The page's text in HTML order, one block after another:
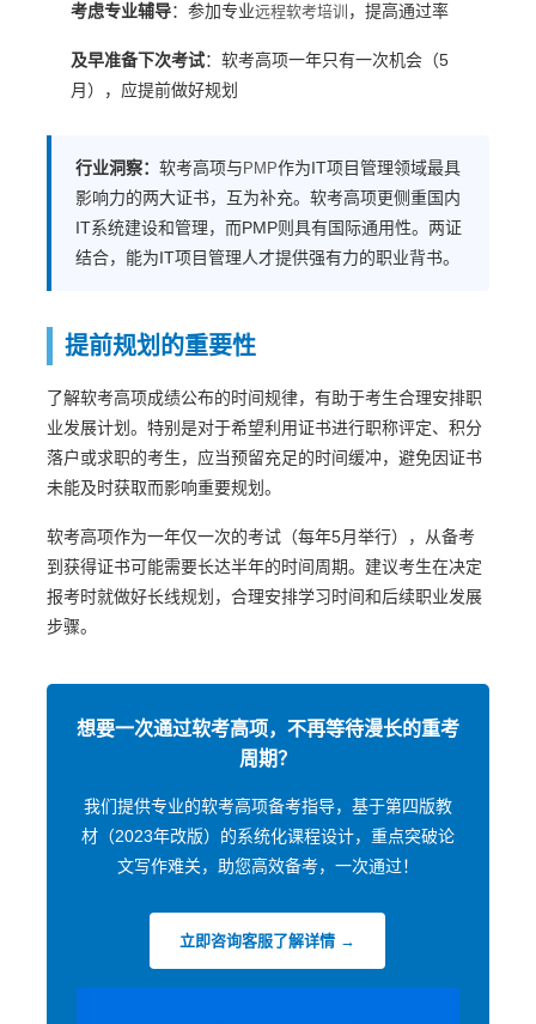
考虑专业辅导：参加专业远程软考培训 ，提高通过率
及早准备下次考试：软考高项一年只有一次机会（5
月），应提前做好规划
行业洞察： 软考高项与 PMP作为IT项目管理领域最具
影响力的两大证书，互为补充。软考高项更侧重国内
IT系统建设和管理，而PMP则具有国际通用性。两证
结合，能为IT项目管理人才提供强有力的职业背书。
提前规划的重要性
了解软考高项成绩公布的时间规律，有助于考生合理安排职
业发展计划。特别是对于希望利用证书进行职称评定、积分
落户或求职的考生，应当预留充足的时间缓冲，避免因证书
未能及时获取而影响重要规划。
软考高项作为一年仅一次的考试（每年5月举行），从备考
到获得证书可能需要长达半年的时间周期。建议考生在决定
报考时就做好长线规划，合理安排学习时间和后续职业发展
步骤。
想要一次通过软考高项，不再等待漫长的重考
周期？
我们提供专业的软考高项备考指导，基于第四版教
材（2023年改版）的系统化课程设计，重点突破论
文写作难关，助您高效备考，一次通过！
立即咨询客服了解详情 →